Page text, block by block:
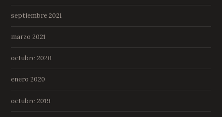
septiembre 2021
marzo 2021
octubre 2020
enero 2020
octubre 2019